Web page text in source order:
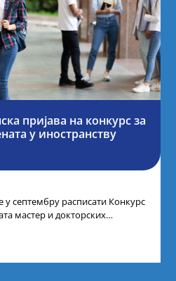
пријава на конкурс за
у иностранству
у септембру расписати Конкурс
мастер и докторских